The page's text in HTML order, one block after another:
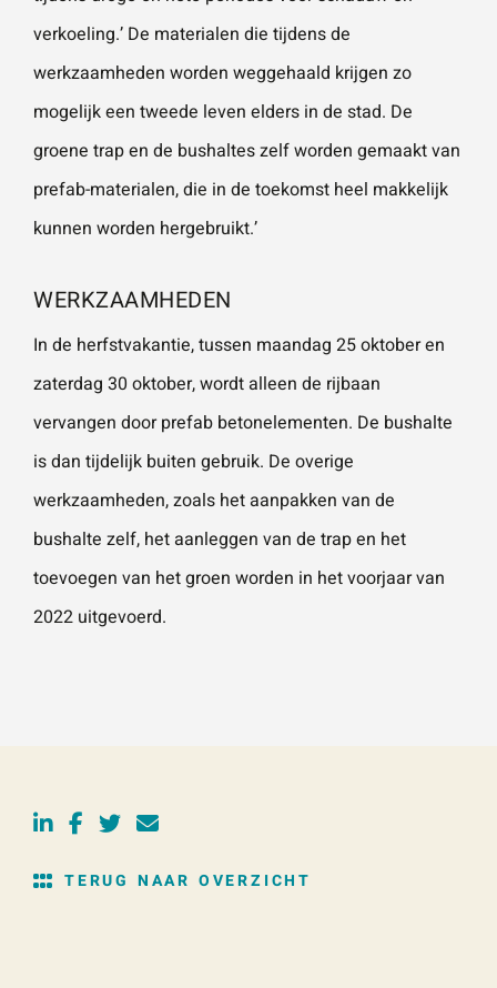
verkoeling.’ De materialen die tijdens de
werkzaamheden worden weggehaald krijgen zo
mogelijk een tweede leven elders in de stad. De
groene trap en de bushaltes zelf worden gemaakt van
prefab-materialen, die in de toekomst heel makkelijk
kunnen worden hergebruikt.’
WERKZAAMHEDEN
In de herfstvakantie, tussen maandag 25 oktober en
zaterdag 30 oktober, wordt alleen de rijbaan
vervangen door prefab betonelementen. De bushalte
is dan tijdelijk buiten gebruik. De overige
werkzaamheden, zoals het aanpakken van de
bushalte zelf, het aanleggen van de trap en het
toevoegen van het groen worden in het voorjaar van
2022 uitgevoerd.
TERUG NAAR OVERZICHT